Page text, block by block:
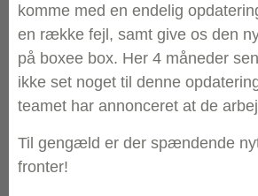
komme med en endelig
en række fejl, samt give os den
på boxee box. Her 4 måneder
ikke set noget til denne
teamet har annonceret at de
Til gengæld er der spændende
fronter!